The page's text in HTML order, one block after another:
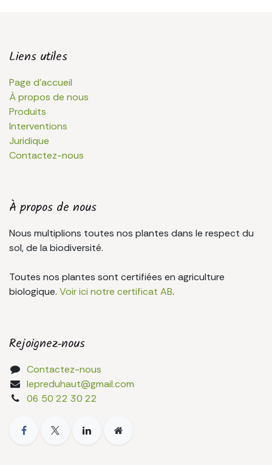
Liens utiles
Page d'accueil
À propos de nous
Produits
Interventions
Juridique
Contactez-nous
À propos de nous
Nous multiplions toutes nos plantes dans le respect du
sol, de la biodiversité.
Toutes nos plantes sont certifiées en agriculture
biologique. Voir ici notre certificat AB.
Rejoignez-nous
Contactez-nous
lepreduhaut@gmail.com
06 50 22 30 22